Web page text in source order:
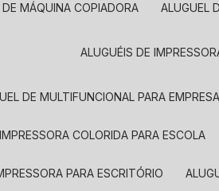
DE MÁQUINA COPIADORA ALUGUEL
ALUGUÉIS DE
DE MULTIFUNCIONAL PARA EMPRESA
IMPRESSORA COLORIDA PARA ESCOLA
PARA ESCRITÓRIO